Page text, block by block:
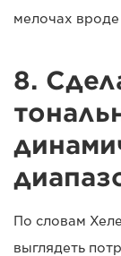
мелочах
8.
По словам
выглядеть